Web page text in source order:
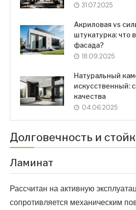
31.07.2025
Акриловая vs
штукатурка: что
фасада?
18.09.2025
Натуральный
искусственный:
качества
04.06.2025
Долговечность и
Ламинат
Рассчитан на активную
сопротивляется механическим